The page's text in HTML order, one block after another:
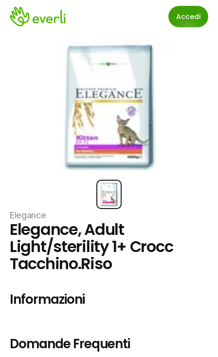
Accedi
Elegance
Elegance, Adult
Light/sterility 1+ Crocc
Tacchino.Riso
Informazioni
Domande Frequenti